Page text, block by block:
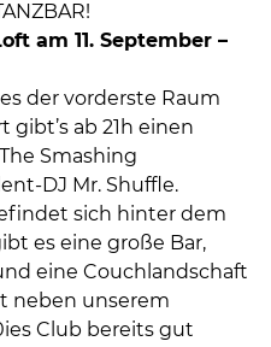
am 11. September –
der vorderste Raum
gibt’s ab 21h einen
Smashing
DJ Mr. Shuffle.
sich hinter dem
es eine große Bar,
eine Couchlandschaft
neben unserem
Club bereits gut